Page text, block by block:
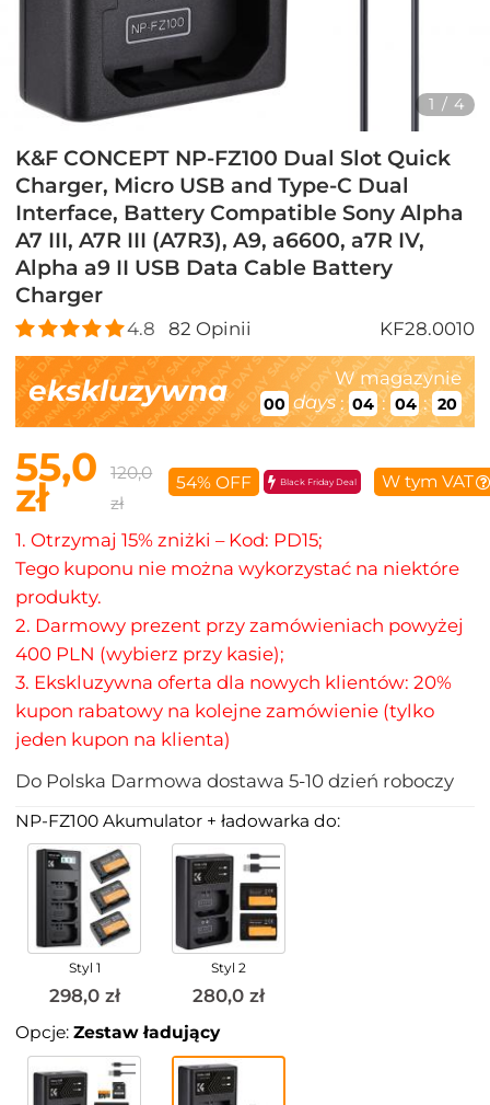
1 / 4
K&F CONCEPT NP-FZ100 Dual Slot Quick
Charger, Micro USB and Type-C Dual
Interface, Battery Compatible Sony Alpha
A7 III, A7R III (A7R3), A9, a6600, a7R IV,
Alpha a9 II USB Data Cable Battery
Charger
4.8 82 Opinii KF28.0010
ekskluzywna W magazynie
00 days : 04 : 04 : 18
55,0
zł
120,0
zł
54% OFF Black Friday Deal W tym VAT
1. Otrzymaj 15% zniżki – Kod: PD15;
Tego kuponu nie można wykorzystać na niektóre
produkty.
2. Darmowy prezent przy zamówieniach powyżej
400 PLN (wybierz przy kasie);
3. Ekskluzywna oferta dla nowych klientów: 20%
kupon rabatowy na kolejne zamówienie (tylko
jeden kupon na klienta)
Do Polska Darmowa dostawa5-10 dzień roboczy
NP-FZ100 Akumulator + ładowarka do:
Styl 1
298,0 zł
Styl 2
280,0 zł
Opcje:Zestaw ładujący